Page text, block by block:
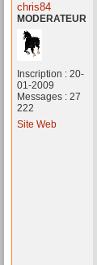
chris84
MODERATEUR
Inscription : 20-
01-2009
Messages : 27
222
Site Web